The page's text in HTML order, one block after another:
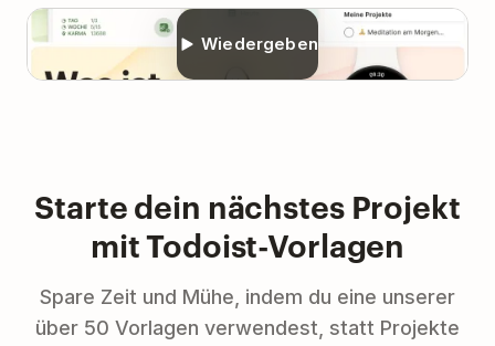
Wiedergeben
Starte dein nächstes Projekt
mit Todoist-Vorlagen
Spare Zeit und Mühe, indem du eine unserer
über 50 Vorlagen verwendest, statt Projekte